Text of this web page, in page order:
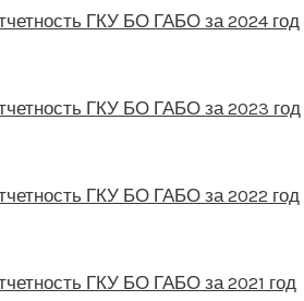
ГКУ БО ГАБО за 2024 год
ГКУ БО ГАБО за 2023 год
ГКУ БО ГАБО за 2022 год
ГКУ БО ГАБО за 2021 год